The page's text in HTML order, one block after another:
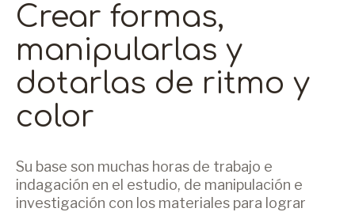
Crear formas,
manipularlas y
dotarlas de ritmo y
color
Su base son muchas horas de trabajo e
indagación en el estudio, de manipulación e
investigación con los materiales para lograr